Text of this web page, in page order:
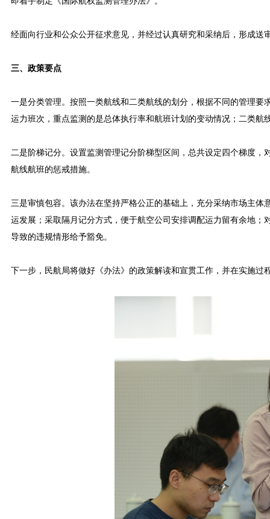
经面向行业和公众公开征求意见，并经过认真研究和采纳后，形成
三、政策要点
一是分类管理。按照一类航线和二类航线的划分，根据不同的管理
运力班次，重点监测的是总体执行率和航班计划的变动情况；二类
二是阶梯记分。设置监测管理记分阶梯型区间，总共设定四个梯度
航线航班的惩戒措施。
三是审慎包容。该办法在坚持严格公正的基础上，充分采纳市场主
运发展；采取隔月记分方式，便于航空公司安排调配运力留有余地
导致的违规情形给予豁免。
下一步，民航局将做好《办法》的政策解读和宣贯工作，并在实施过